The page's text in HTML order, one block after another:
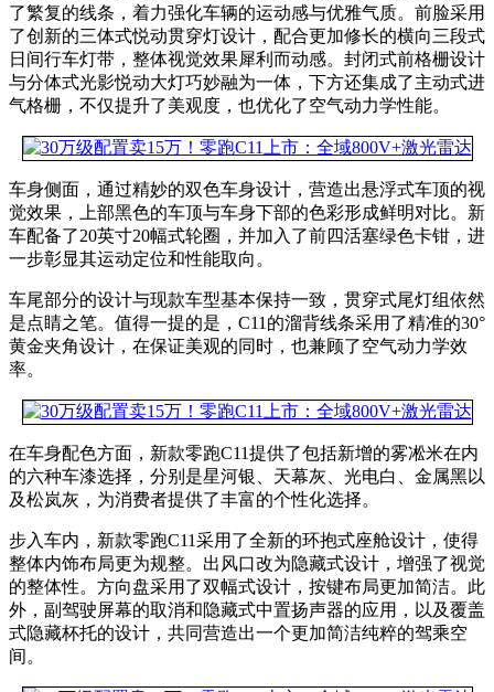
了繁复的线条，着力强化车辆的运动感与优雅气质。前脸采用
了创新的三体式悦动贯穿灯设计，配合更加修长的横向三段式
日间行车灯带，整体视觉效果犀利而动感。封闭式前格栅设计
与分体式光影悦动大灯巧妙融为一体，下方还集成了主动式进
气格栅，不仅提升了美观度，也优化了空气动力学性能。
车身侧面，通过精妙的双色车身设计，营造出悬浮式车顶的视
觉效果，上部黑色的车顶与车身下部的色彩形成鲜明对比。新
车配备了20英寸20幅式轮圈，并加入了前四活塞绿色卡钳，进
一步彰显其运动定位和性能取向。
车尾部分的设计与现款车型基本保持一致，贯穿式尾灯组依然
是点睛之笔。值得一提的是，C11的溜背线条采用了精准的30°
黄金夹角设计，在保证美观的同时，也兼顾了空气动力学效
率。
在车身配色方面，新款零跑C11提供了包括新增的雾凇米在内
的六种车漆选择，分别是星河银、天幕灰、光电白、金属黑以
及松岚灰，为消费者提供了丰富的个性化选择。
步入车内，新款零跑C11采用了全新的环抱式座舱设计，使得
整体内饰布局更为规整。出风口改为隐藏式设计，增强了视觉
的整体性。方向盘采用了双幅式设计，按键布局更加简洁。此
外，副驾驶屏幕的取消和隐藏式中置扬声器的应用，以及覆盖
式隐藏杯托的设计，共同营造出一个更加简洁纯粹的驾乘空
间。